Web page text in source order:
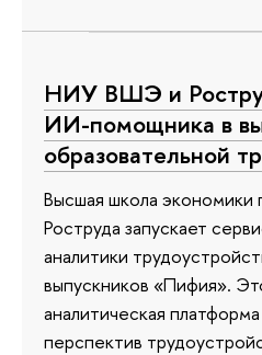
НИУ ВШЭ и
ИИ-помощника в
образовательной
Высшая школа
Роструда запускает
аналитики
выпускников «Пифия».
аналитическая
перспектив